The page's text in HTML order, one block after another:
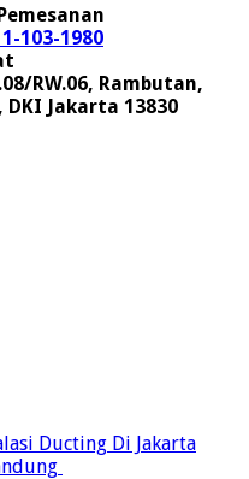
103-1980
RW.06, Rambutan,
Jakarta 13830
Ducting Di Jakarta